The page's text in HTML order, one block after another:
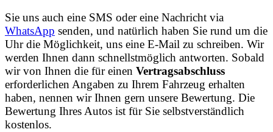
Sie uns auch eine SMS oder eine Nachricht via
WhatsApp senden, und natürlich haben Sie rund um die
Uhr die Möglichkeit, uns eine E-Mail zu schreiben. Wir
werden Ihnen dann schnellstmöglich antworten. Sobald
wir von Ihnen die für einen Vertragsabschluss
erforderlichen Angaben zu Ihrem Fahrzeug erhalten
haben, nennen wir Ihnen gern unsere Bewertung. Die
Bewertung Ihres Autos ist für Sie selbstverständlich
kostenlos.